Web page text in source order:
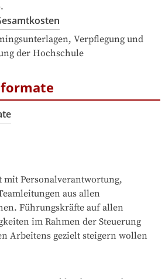
.
Verpflegung und
der Hochschule
mit Personalverantwortung,
aus allen
Führungskräfte auf allen
im Rahmen der Steuerung
Arbeitens gezielt steigern wollen